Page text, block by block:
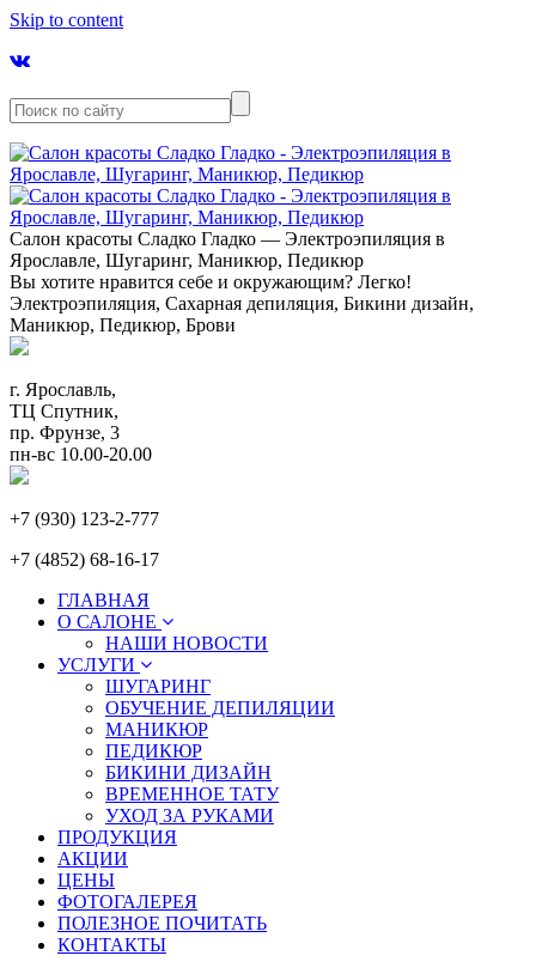
Skip to content
Салон красоты Сладко Гладко — Электроэпиляция в
Ярославле, Шугаринг, Маникюр, Педикюр
Вы хотите нравится себе и окружающим? Легко!
Электроэпиляция, Сахарная депиляция, Бикини дизайн,
Маникюр, Педикюр, Брови
г. Ярославль,
ТЦ Спутник,
пр. Фрунзе, 3
пн-вс 10.00-20.00
+7 (930) 123-2-777
+7 (4852) 68-16-17
ГЛАВНАЯ
О САЛОНЕ
НАШИ НОВОСТИ
УСЛУГИ
ШУГАРИНГ
ОБУЧЕНИЕ ДЕПИЛЯЦИИ
МАНИКЮР
ПЕДИКЮР
БИКИНИ ДИЗАЙН
ВРЕМЕННОЕ ТАТУ
УХОД ЗА РУКАМИ
ПРОДУКЦИЯ
АКЦИИ
ЦЕНЫ
ФОТОГАЛЕРЕЯ
ПОЛЕЗНОЕ ПОЧИТАТЬ
КОНТАКТЫ